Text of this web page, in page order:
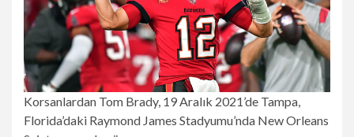
Korsanlardan Tom Brady, 19 Aralık 2021’de Tampa,
Florida’daki Raymond James Stadyumu’nda New Orleans